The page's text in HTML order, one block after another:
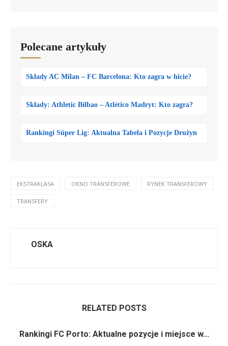
Polecane artykuły
Składy AC Milan – FC Barcelona: Kto zagra w hicie?
Składy: Athletic Bilbao – Atlético Madryt: Kto zagra?
Rankingi Süper Lig: Aktualna Tabela i Pozycje Drużyn
EKSTRAKLASA OKNO TRANSFEROWE RYNEK TRANSFEROWY
TRANSFERY
OSKA
RELATED POSTS
Rankingi FC Porto: Aktualne pozycje i miejsce w...